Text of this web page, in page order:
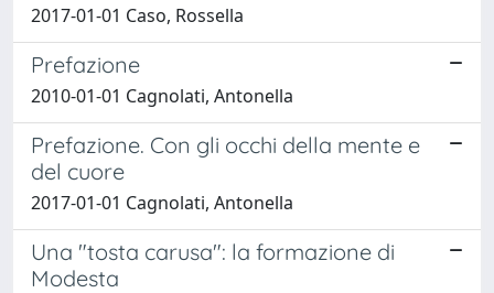
2017-01-01 Caso, Rossella
Prefazione
2010-01-01 Cagnolati, Antonella
Prefazione. Con gli occhi della mente e
del cuore
2017-01-01 Cagnolati, Antonella
Una "tosta carusa": la formazione di
Modesta